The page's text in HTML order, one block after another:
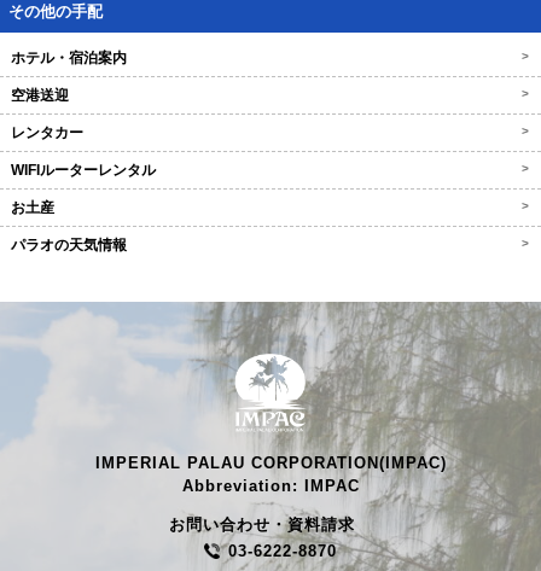
その他の手配
ホテル・宿泊案内 >
空港送迎 >
レンタカー >
WIFIルーターレンタル >
お土産 >
パラオの天気情報 >
IMPERIAL PALAU CORPORATION(IMPAC)
Abbreviation: IMPAC
お問い合わせ・資料請求
03-6222-8870